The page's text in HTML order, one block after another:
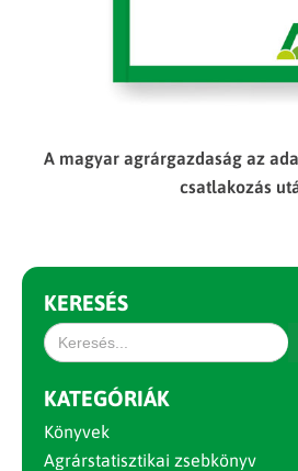
A magyar agrárgazdaság az
csatlakozás
KERESÉS
Search
for:
KATEGÓRIÁK
Könyvek
Agrárstatisztikai zsebkönyv